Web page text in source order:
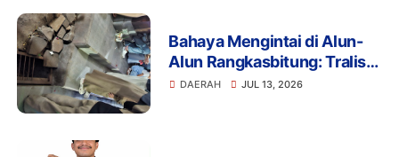
Bahaya Mengintai di Alun-
Alun Rangkasbitung: Tralis
Drainase Rusak Picu Banyak
DAERAH JUL 13, 2026